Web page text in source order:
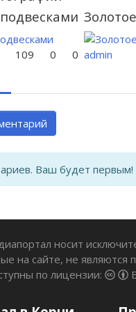
109 0 0 admin
Ваш будет первым!
носит
на сайте, не являются
по лицензии: